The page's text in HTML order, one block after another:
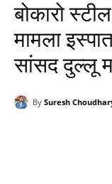
बोकारो
मामला
सांसद दुल्लू
By Suresh